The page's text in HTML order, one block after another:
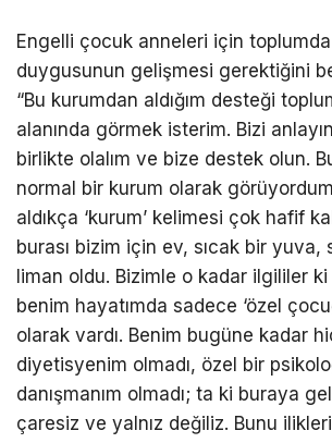
Engelli çocuk anneleri için
duygusunun gelişmesi gerektiğini
“Bu kurumdan aldığım desteği
alanında görmek isterim. Bizi
birlikte olalım ve bize destek olun.
normal bir kurum olarak
aldıkça ‘kurum’ kelimesi çok hafif
burası bizim için ev, sıcak bir yuva,
liman oldu. Bizimle o kadar ilgililer ki
benim hayatımda sadece ‘özel
olarak vardı. Benim bugüne kadar
diyetisyenim olmadı, özel bir
danışmanım olmadı; ta ki buraya
çaresiz ve yalnız değiliz. Bunu